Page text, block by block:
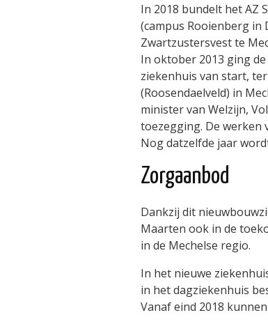
In 2018 bundelt het AZ
(campus Rooienberg in
Zwartzustersvest te
In oktober 2013 ging
ziekenhuis van start,
(Roosendaelveld) in
minister van Welzijn,
toezegging. De werken
Nog datzelfde jaar
Zorgaanbod
Dankzij dit
Maarten ook in de
in de Mechelse regio.
In het nieuwe
in het dagziekenhuis
Vanaf eind 2018